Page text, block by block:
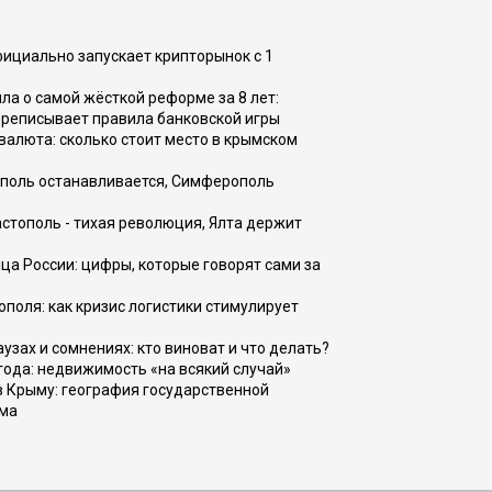
запускает крипторынок с 1
о самой жёсткой реформе за 8 лет:
правила банковской игры
сколько стоит место в крымском
останавливается, Симферополь
- тихая революция, Ялта держит
России: цифры, которые говорят сами за
как кризис логистики стимулирует
и сомнениях: кто виноват и что делать?
недвижимость «на всякий случай»
география государственной